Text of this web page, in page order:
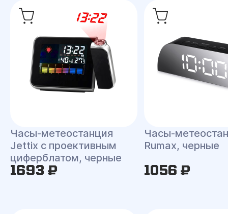
Часы-метеостанция
Jettix с проективным
циферблатом, черные
1693 ₽
Часы-
Rumax, черные
1056 ₽